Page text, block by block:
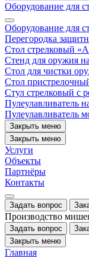
Оборудование для
Оборудование для
Перегородка
Стол стрелковый
Стенд для оружия
Стол для чистки
Стол
Стул стрелковый с
Пулеулавливатель
Пулеулавливатель
Закрыть меню
Закрыть меню
Услуги
Объекты
Партнёры
Контакты
Задать вопрос
Производство
Задать вопрос
Закрыть меню
Главная